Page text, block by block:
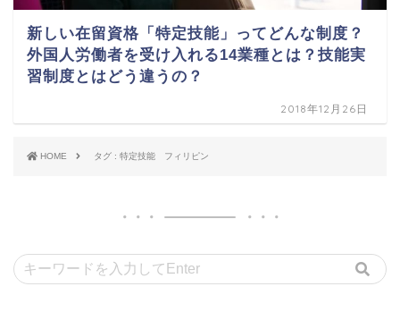
新しい在留資格「特定技能」ってどんな制度？
外国人労働者を受け入れる14業種とは？技能実
習制度とはどう違うの？
2018年12月26日
HOME タグ : 特定技能 フィリピン